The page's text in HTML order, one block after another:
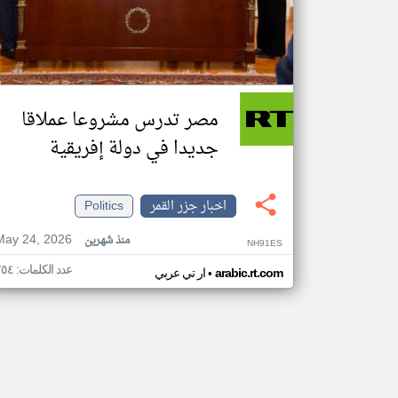
مصر تدرس مشروعا عملاقا
جديدا في دولة إفريقية
اخبار جزر القمر
Politics
24, 2026
منذ شهرين NH91ES
ار تي عربي• arabic.rt.com عدد الكلمات: ٢٥٤